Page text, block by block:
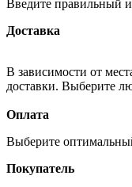
Введите правильный
Доставка
В зависимости от
доставки. Выберите
Оплата
Выберите
Покупатель